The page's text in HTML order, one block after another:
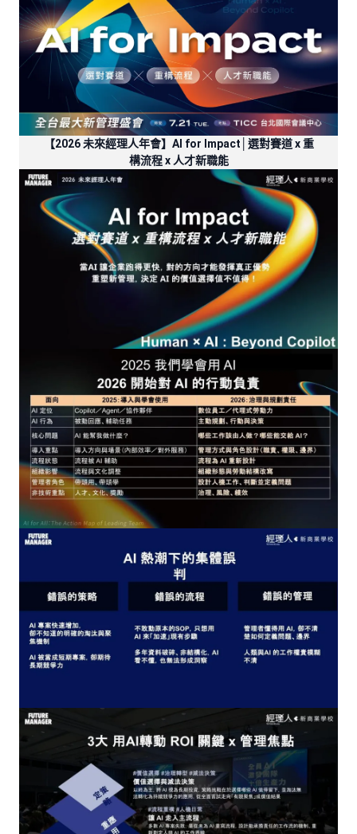
【2026 未來經理人年會】AI for Impact│選對賽道 x 重
構流程 x 人才新職能